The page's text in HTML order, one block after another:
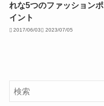
れな5つのファッションポ
イント
2017/06/03 2023/07/05